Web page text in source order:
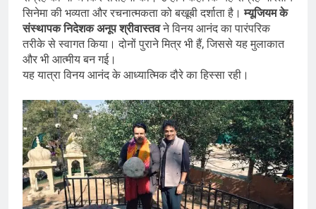
सिनेमा की भव्यता और रचनात्मकता को बखूबी दर्शाता है।म्यूजियम के
संस्थापक निदेशक अनूप श्रीवास्तवने विनय आनंद का पारंपरिक
तरीके से स्वागत किया। दोनों पुराने मित्र भी हैं, जिससे यह मुलाकात
और भी आत्मीय बन गई।
यह यात्रा विनय आनंद के आध्यात्मिक दौरे का हिस्सा रही।